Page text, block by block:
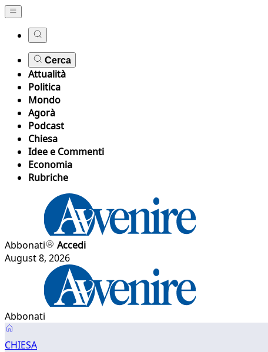
Cerca
Attualità
Politica
Mondo
Agorà
Podcast
Chiesa
Idee e Commenti
Economia
Rubriche
Abbonati
Accedi
August 8, 2026
Abbonati
CHIESA